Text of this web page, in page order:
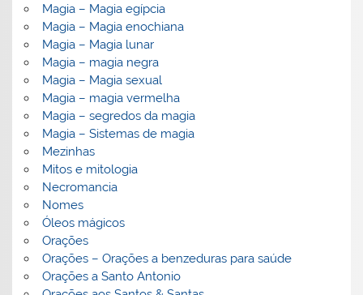
Magia – Magia egípcia
Magia – Magia enochiana
Magia – Magia lunar
Magia – magia negra
Magia – Magia sexual
Magia – magia vermelha
Magia – segredos da magia
Magia – Sistemas de magia
Mezinhas
Mitos e mitologia
Necromancia
Nomes
Óleos mágicos
Orações
Orações – Orações a benzeduras para saúde
Orações a Santo Antonio